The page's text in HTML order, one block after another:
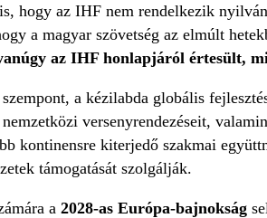
hogy az IHF nem rendelkezik
a magyar szövetség az elmúlt
az IHF honlapjáról értesült,
a kézilabda globális
versenyrendezéseit,
kontinensre kiterjedő szakmai
támogatását szolgálják.
a 2028-as Európa-bajnokság